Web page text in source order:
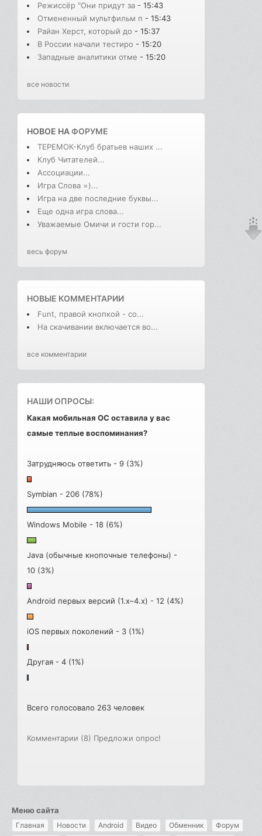
Режиссёр "Они придут за - 15:43
Отмененный мультфильм п - 15:43
Райан Херст, который до - 15:37
В России начали тестиро - 15:20
Западные аналитики отме - 15:20
все новости
НОВОЕ НАФОРУМЕ
ТЕРЕМОК-Клуб братьев наших ...
Клуб Читателей...
Ассоциации...
Игра Слова =)...
Игра на две последние буквы...
Еще одна игра слова...
Уважаемые Омичи и гости гор...
весь форум
НОВЫЕ КОММЕНТАРИИ
Funt, правой кнопкой - со...
На скачивании включается во...
все комментарии
НАШИ ОПРОСЫ:
Какая мобильная ОС оставила у вас
самые теплые воспоминания?
Затрудняюсь ответить - 9 (3%)
Symbian - 206 (78%)
Windows Mobile - 18 (6%)
Java (обычные кнопочные телефоны) -
10 (3%)
Android первых версий (1.x–4.x) - 12 (4%)
iOS первых поколений - 3 (1%)
Другая - 4 (1%)
Всего голосовало 263 человек
Комментарии (8) Предложи опрос!
Меню сайта
Главная Новости Android Видео Обменник Форум